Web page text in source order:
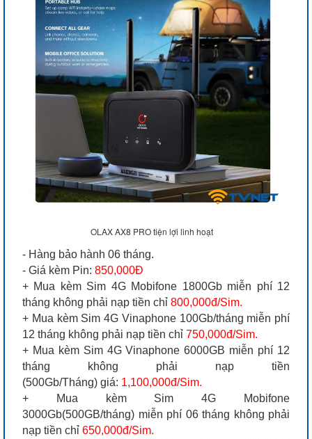
OLAX AX8 PRO tiện lợi linh hoạt
- Hàng bảo hành 06 tháng.
- Giá kèm Pin: 850,000Đ
+ Mua kèm Sim 4G Mobifone 1800Gb miễn phí 12
tháng không phải nạp tiền chỉ 800,000đ/Sim.
+ Mua kèm Sim 4G Vinaphone 100Gb/tháng miễn phí
12 tháng không phải nạp tiền chỉ 750,000đ/Sim.
+ Mua kèm Sim 4G Vinaphone 6000GB miễn phí 12
tháng không phải nạp tiền
(500Gb/Tháng) giá: 1,100,000đ/Sim.
+ Mua kèm Sim 4G Mobifone
3000Gb(500GB/tháng) miễn phí 06 tháng không phải
nạp tiền chỉ 650,000đ/Sim.